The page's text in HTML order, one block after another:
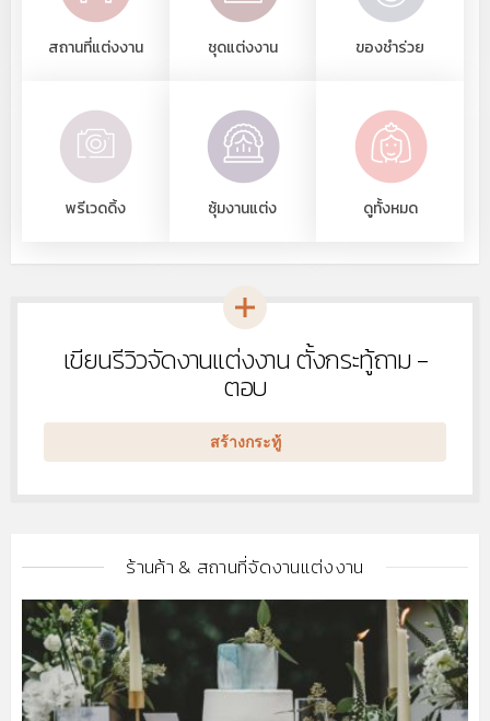
สถานที่แต่งงาน ชุดแต่งงาน ของชำร่วย
พรีเวดดิ้ง ซุ้มงานแต่ง ดูทั้งหมด
หัวข้อ
ใหม่เขียนรีวิวจัดงานแต่งงาน ตั้งกระทู้ถาม -
ตอบ
สร้างกระทู้
ร้านค้า & สถานที่จัดงานแต่งงาน